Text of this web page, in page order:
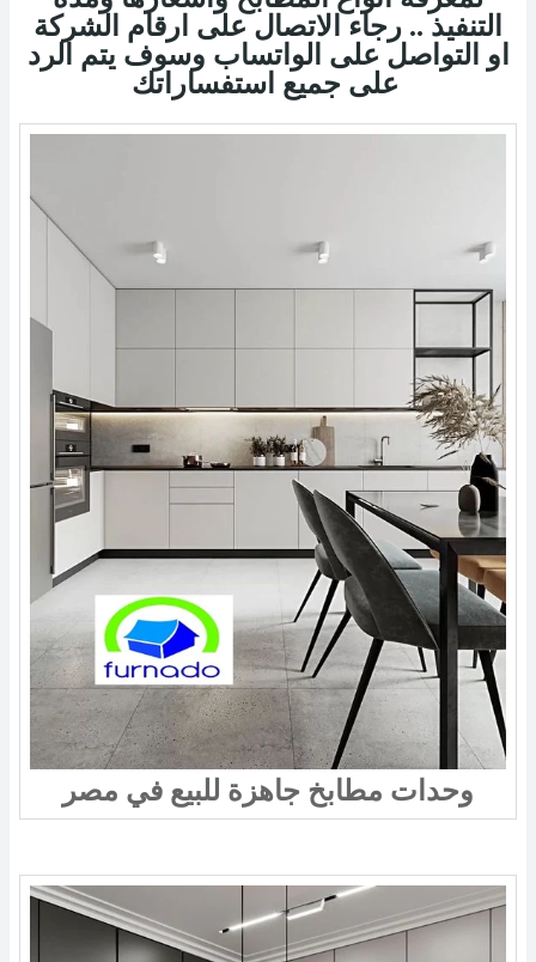
التنفيذ .. رجاء الاتصال على ارقام الشركة
او التواصل على الواتساب وسوف يتم الرد
وحدات مطابخ جاهزة للبيع في مصر